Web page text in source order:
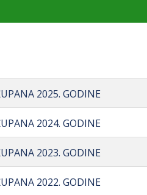
2025. GODINE
2024. GODINE
2023. GODINE
2022. GODINE